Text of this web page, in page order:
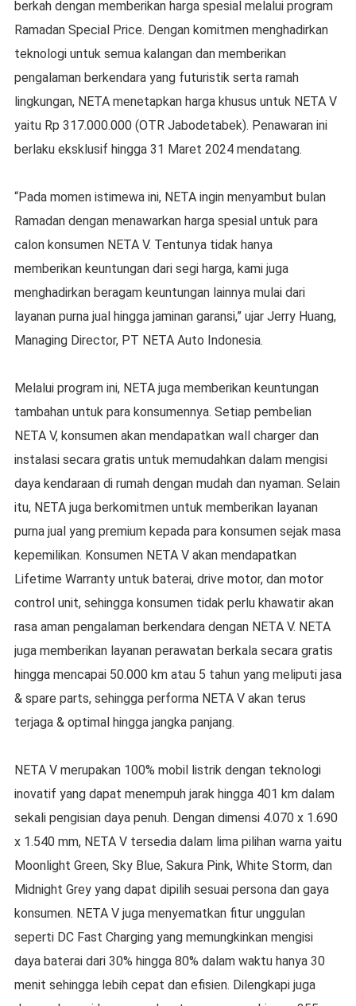
berkah dengan memberikan harga spesial melalui program
Ramadan Special Price. Dengan komitmen menghadirkan
teknologi untuk semua kalangan dan memberikan
pengalaman berkendara yang futuristik serta ramah
lingkungan, NETA menetapkan harga khusus untuk NETA V
yaitu Rp 317.000.000 (OTR Jabodetabek). Penawaran ini
berlaku eksklusif hingga 31 Maret 2024 mendatang.
“Pada momen istimewa ini, NETA ingin menyambut bulan
Ramadan dengan menawarkan harga spesial untuk para
calon konsumen NETA V. Tentunya tidak hanya
memberikan keuntungan dari segi harga, kami juga
menghadirkan beragam keuntungan lainnya mulai dari
layanan purna jual hingga jaminan garansi,” ujar Jerry Huang,
Managing Director, PT NETA Auto Indonesia.
Melalui program ini, NETA juga memberikan keuntungan
tambahan untuk para konsumennya. Setiap pembelian
NETA V, konsumen akan mendapatkan wall charger dan
instalasi secara gratis untuk memudahkan dalam mengisi
daya kendaraan di rumah dengan mudah dan nyaman. Selain
itu, NETA juga berkomitmen untuk memberikan layanan
purna jual yang premium kepada para konsumen sejak masa
kepemilikan. Konsumen NETA V akan mendapatkan
Lifetime Warranty untuk baterai, drive motor, dan motor
control unit, sehingga konsumen tidak perlu khawatir akan
rasa aman pengalaman berkendara dengan NETA V. NETA
juga memberikan layanan perawatan berkala secara gratis
hingga mencapai 50.000 km atau 5 tahun yang meliputi jasa
& spare parts, sehingga performa NETA V akan terus
terjaga & optimal hingga jangka panjang.
NETA V merupakan 100% mobil listrik dengan teknologi
inovatif yang dapat menempuh jarak hingga 401 km dalam
sekali pengisian daya penuh. Dengan dimensi 4.070 x 1.690
x 1.540 mm, NETA V tersedia dalam lima pilihan warna yaitu
Moonlight Green, Sky Blue, Sakura Pink, White Storm, dan
Midnight Grey yang dapat dipilih sesuai persona dan gaya
konsumen. NETA V juga menyematkan fitur unggulan
seperti DC Fast Charging yang memungkinkan mengisi
daya baterai dari 30% hingga 80% dalam waktu hanya 30
menit sehingga lebih cepat dan efisien. Dilengkapi juga